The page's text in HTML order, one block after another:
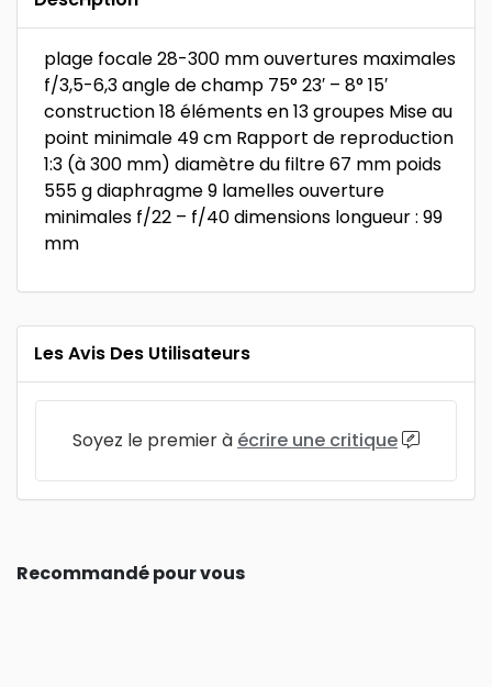
plage focale 28-300 mm ouvertures maximales
f/3,5-6,3 angle de champ 75° 23′ – 8° 15′
construction 18 éléments en 13 groupes Mise au
point minimale 49 cm Rapport de reproduction
1:3 (à 300 mm) diamètre du filtre 67 mm poids
555 g diaphragme 9 lamelles ouverture
minimales f/22 – f/40 dimensions longueur : 99
mm
Les Avis Des Utilisateurs
Soyez le premier à écrire une critique
Recommandé pour vous